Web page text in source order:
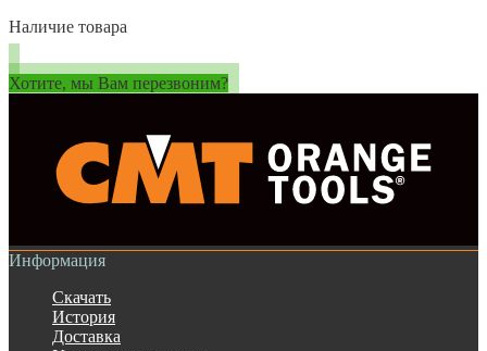
Наличие товара
Хотите, мы Вам перезвоним?
Информация
Скачать
История
Доставка